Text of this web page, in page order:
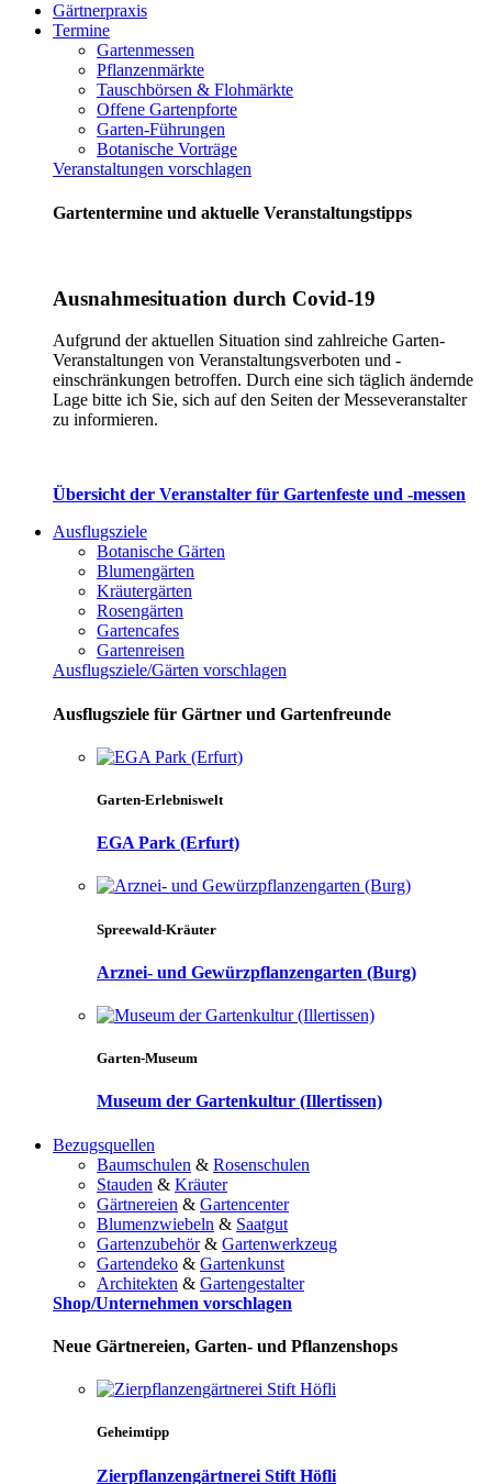
Gärtnerpraxis
Termine
Gartenmessen
Pflanzenmärkte
Tauschbörsen & Flohmärkte
Offene Gartenpforte
Garten-Führungen
Botanische Vorträge
Veranstaltungen vorschlagen
Gartentermine und aktuelle Veranstaltungstipps
Ausnahmesituation durch Covid-19
Aufgrund der aktuellen Situation sind zahlreiche Garten-
Veranstaltungen von Veranstaltungsverboten und -
einschränkungen betroffen. Durch eine sich täglich ändernde
Lage bitte ich Sie, sich auf den Seiten der Messeveranstalter
zu informieren.
Übersicht der Veranstalter für Gartenfeste und -messen
Ausflugsziele
Botanische Gärten
Blumengärten
Kräutergärten
Rosengärten
Gartencafes
Gartenreisen
Ausflugsziele/Gärten vorschlagen
Ausflugsziele für Gärtner und Gartenfreunde
Garten-Erlebniswelt
EGA Park (Erfurt)
Spreewald-Kräuter
Arznei- und Gewürzpflanzengarten (Burg)
Garten-Museum
Museum der Gartenkultur (Illertissen)
Bezugsquellen
Baumschulen & Rosenschulen
Stauden & Kräuter
Gärtnereien & Gartencenter
Blumenzwiebeln & Saatgut
Gartenzubehör& Gartenwerkzeug
Gartendeko & Gartenkunst
Architekten & Gartengestalter
Shop/Unternehmen vorschlagen
Neue Gärtnereien, Garten- und Pflanzenshops
Geheimtipp
Zierpflanzengärtnerei Stift Höfli